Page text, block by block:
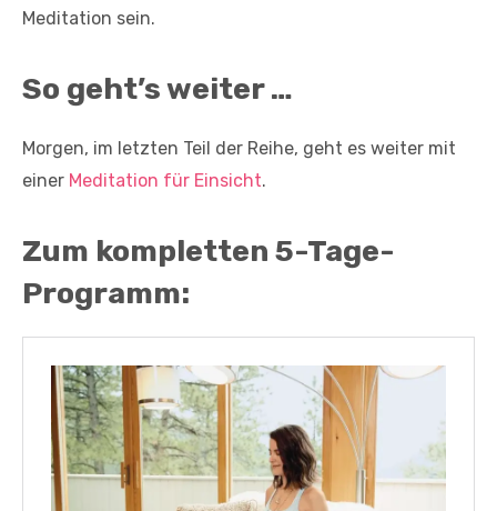
Meditation sein.
So geht’s weiter …
Morgen, im letzten Teil der Reihe, geht es weiter mit
einer Meditation für Einsicht.
Zum kompletten 5-Tage-
Programm: